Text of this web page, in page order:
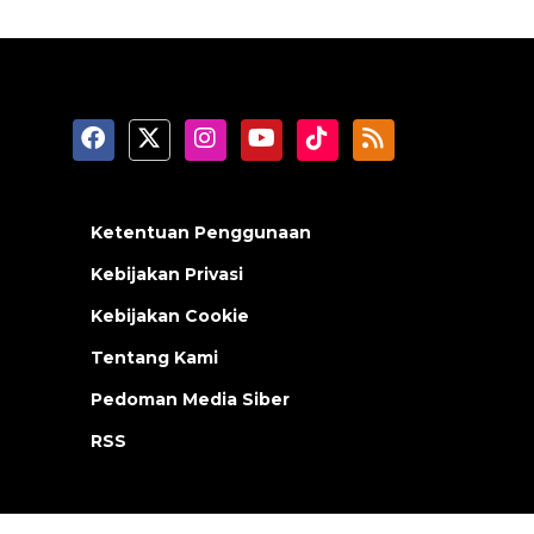
Ketentuan Penggunaan
Kebijakan Privasi
Kebijakan Cookie
Tentang Kami
Pedoman Media Siber
RSS